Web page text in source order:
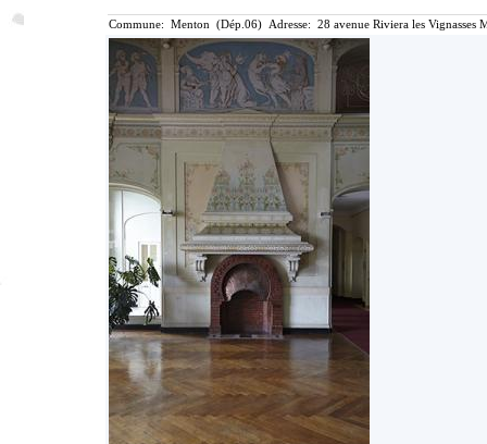
Commune: Menton (Dép.06) Adresse: 28 avenue Riviera les